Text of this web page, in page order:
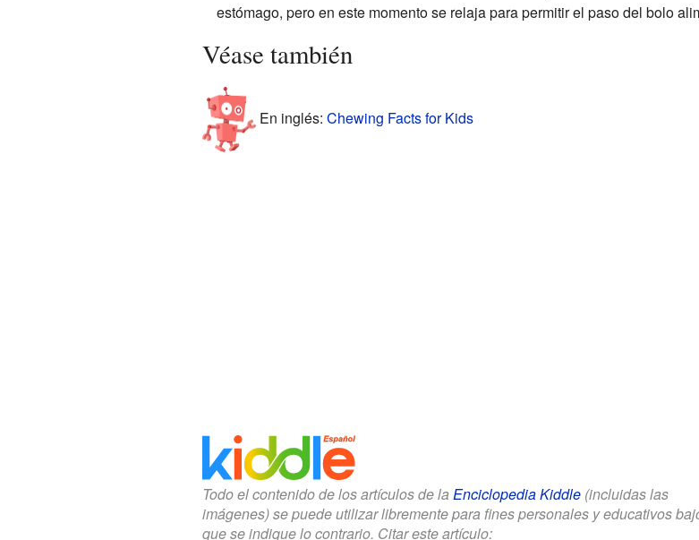
estómago, pero en este momento se relaja para permitir el paso del bolo
Véase también
En inglés: Chewing Facts for Kids
Todo el contenido de los artículos de la Enciclopedia Kiddle(incluidas las
imágenes) se puede utilizar libremente para fines personales y educativos
que se indique lo contrario. Citar este artículo: